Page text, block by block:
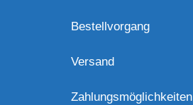
Bestellvorgang
Versand
Zahlungsmöglichkeiten